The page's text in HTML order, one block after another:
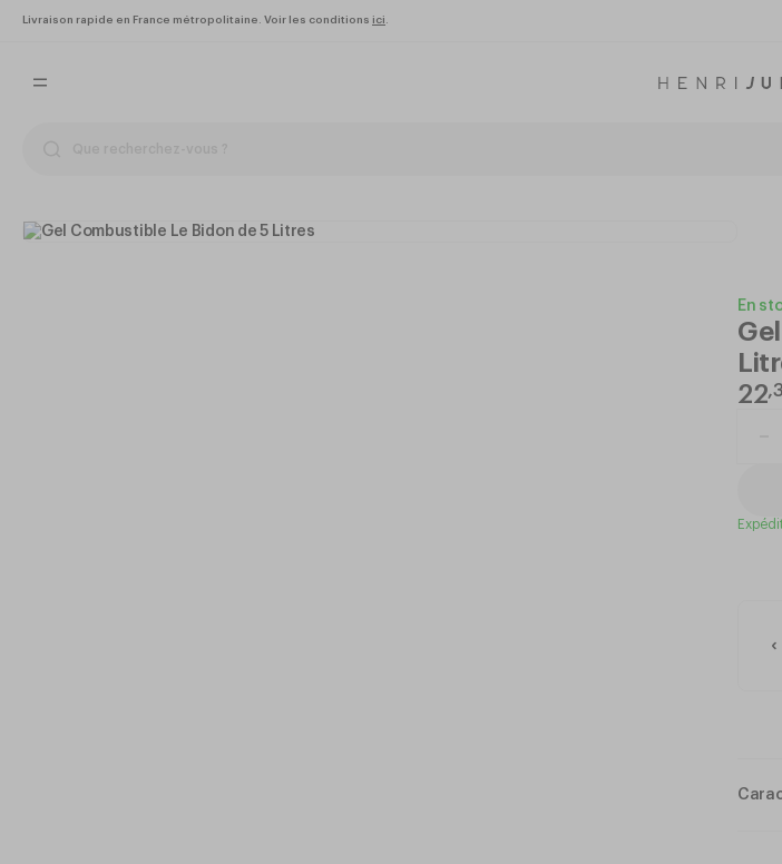
Livraison rapide en France métropolitaine. Voir les conditions ici .
En
22,